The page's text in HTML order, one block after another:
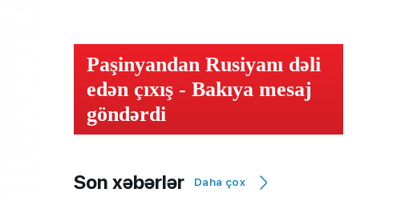
Paşinyandan Rusiyanı dəli
edən çıxış - Bakıya mesaj
göndərdi
Son xəbərlər Daha çox